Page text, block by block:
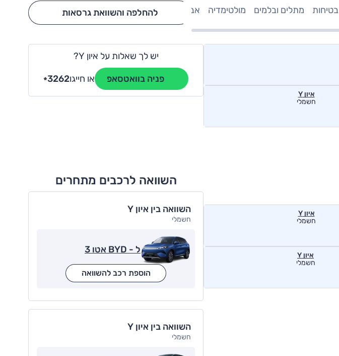
בטיחות מתלים ובלמים מולטימדיה אבזור Hide config section
להחלפה והשוואת גרסאות
איון Y
חשמלי
איון Y
חשמלי
איון Y
חשמלי
יש לך שאלות על איון Y?
פניה בוואטסאפ או חייגו *3262
השוואה לרכבים מתחרים
השוואה בין איון Y
חשמלי
ל - BYD אטו 3
הוספת רכב להשוואה
השוואה בין איון Y
חשמלי